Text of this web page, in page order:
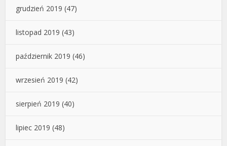
grudzień 2019 (47)
listopad 2019 (43)
październik 2019 (46)
wrzesień 2019 (42)
sierpień 2019 (40)
lipiec 2019 (48)